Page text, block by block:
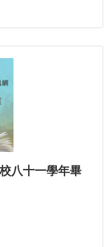
八十一學年畢